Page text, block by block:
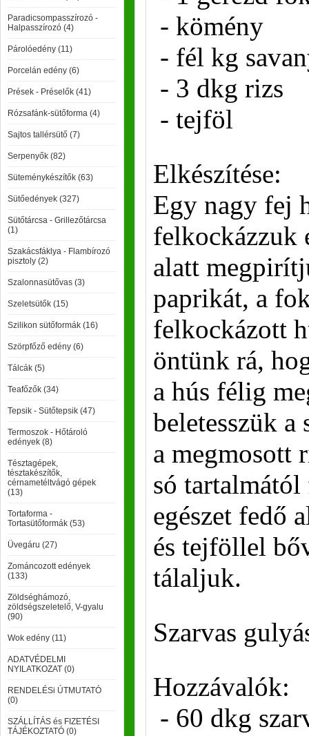
Paradicsompasszírozó -
Halpasszírozó (4)
Párolóedény (11)
Porcelán edény (6)
Prések - Préselők (41)
Rózsafánk-sütőforma (4)
Sajtos tallérsütő (7)
Serpenyők (82)
Süteménykészítők (63)
Sütőedények (327)
Sütőtárcsa - Grillezőtárcsa
(1)
Szakácsfáklya - Flambírozó
pisztoly (2)
Szalonnasütővas (3)
Szeletsütők (15)
Szilikon sütőformák (16)
Szörpfőző edény (6)
Tálcák (5)
Teafőzők (34)
Tepsik - Sütőtepsik (47)
Termoszok - Hőtároló
edények (8)
Tésztagépek,
tésztakészítők,
cérnametéltvágó gépek
(13)
Tortaforma -
Tortasütőformák (53)
Üvegáru (27)
Zománcozott edények
(133)
Zöldséghámozó,
zöldségszeletelő, V-gyalu
(90)
Wok edény (11)
ADATVÉDELMI
NYILATKOZAT (0)
RENDELÉSi ÚTMUTATÓ
(0)
SZÁLLÍTÁS és FIZETÉSI
TÁJÉKOZTATÓ (0)
- kömény
- fél kg
- 3 dkg rizs
- tejföl
Elkészítése:
Egy nagy fej
felkockázzuk
alatt
paprikát, a
felkockázott
öntünk rá,
a hús félig
beletesszük a
a megmosott
só
egészet fedő
és tejföllel
tálaljuk.
Szarvas
Hozzávalók:
- 60 dkg